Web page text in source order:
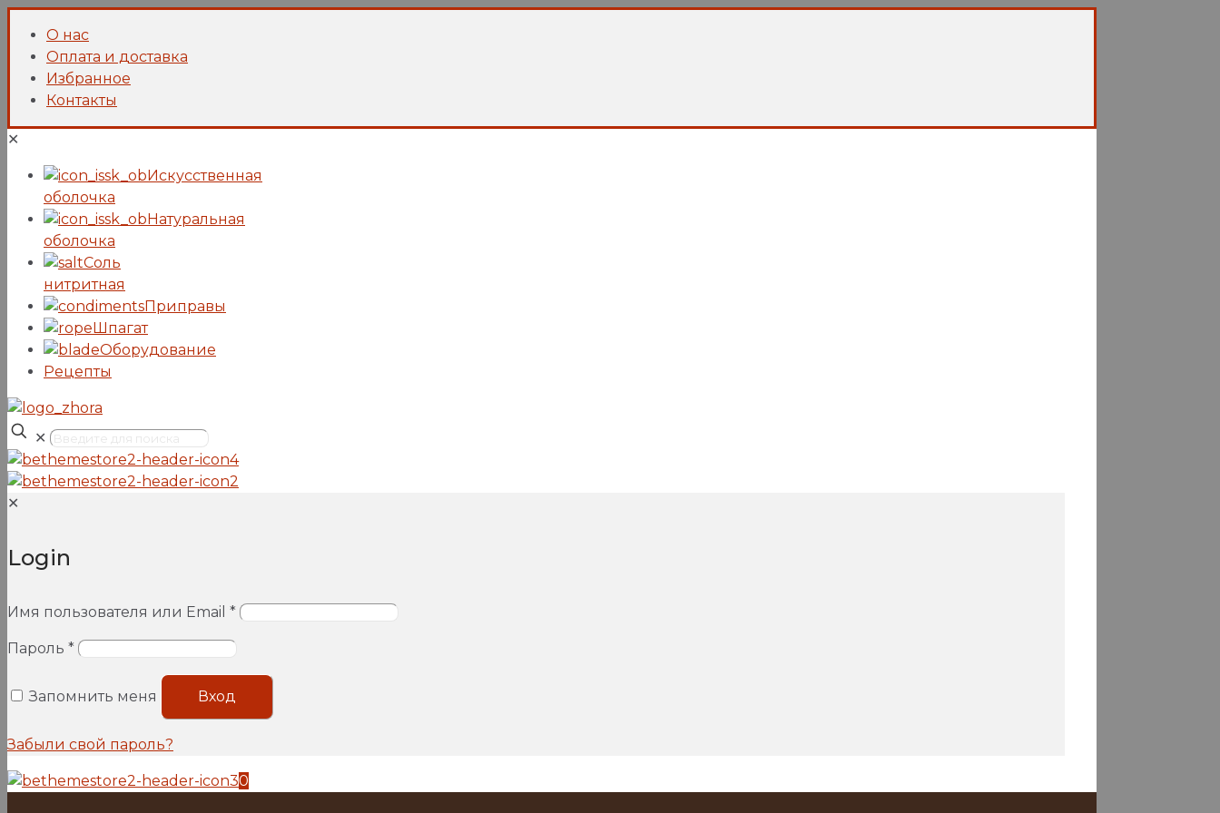
О нас
Оплата и доставка
Избранное
Контакты
✕
Искусcтвенная
оболочка
Натуральная
оболочка
Соль
нитритная
Приправы
Шпагат
Оборудование
Рецепты
✕
✕
Login
Имя пользователя или Email *
Пароль *
Запомнить меня Вход
Забыли свой пароль?
0